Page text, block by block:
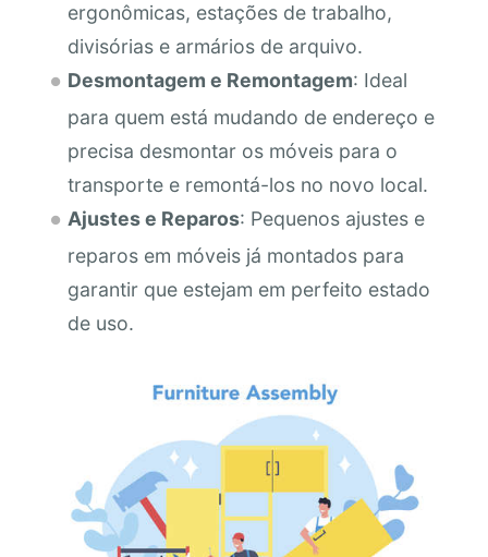
ergonômicas, estações de trabalho,
divisórias e armários de arquivo.
Desmontagem e Remontagem: Ideal
para quem está mudando de endereço e
precisa desmontar os móveis para o
transporte e remontá-los no novo local.
Ajustes e Reparos: Pequenos ajustes e
reparos em móveis já montados para
garantir que estejam em perfeito estado
de uso.